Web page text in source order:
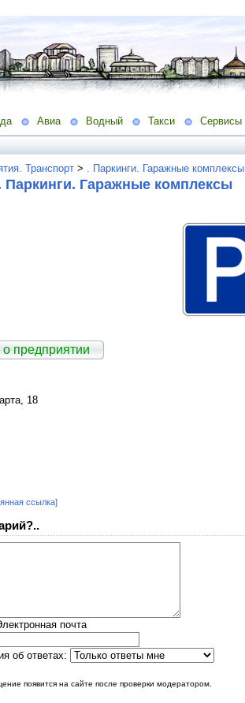
Авиа Водный Такси Сервисы
Транспорт > . Паркинги. Гаражные комплексы
Паркинги. Гаражные комплексы
предприятии
18
ссылка]
почта
об ответах:
появится на сайте после проверки модератором.